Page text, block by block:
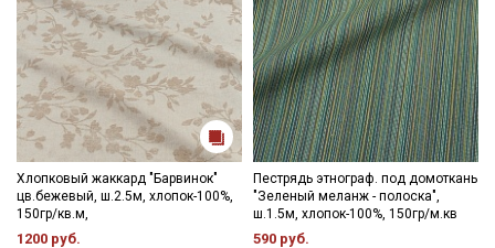
Хлопковый жаккард "Барвинок"
цв.бежевый, ш.2.5м, хлопок-100%,
150гр/кв.м,
1200 руб.
Пестрядь этнограф. под домоткань
"Зеленый меланж - полоска",
ш.1.5м, хлопок-100%, 150гр/м.кв
590 руб.